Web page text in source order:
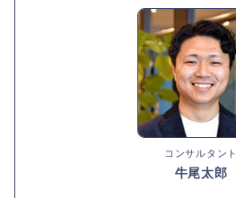
コンサルタント
牛尾太郎